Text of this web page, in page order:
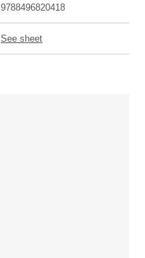
9788496820418
See sheet